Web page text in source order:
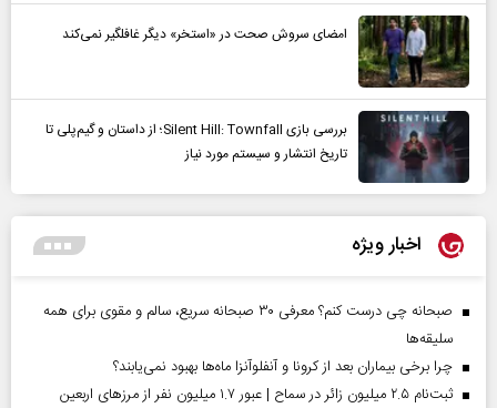
امضای سروش صحت در «استخر» دیگر غافلگیر نمی‌کند
بررسی بازی Silent Hill: Townfall؛ از داستان و گیم‌پلی تا
تاریخ انتشار و سیستم مورد نیاز
اخبار ویژه
صبحانه چی درست کنم؟ معرفی ۳۰ صبحانه سریع، سالم و مقوی برای همه
سلیقه‌ها
چرا برخی بیماران بعد از کرونا و آنفلوآنزا ماه‌ها بهبود نمی‌یابند؟
ثبت‌نام ۲.۵ میلیون زائر در سماح | عبور ۱.۷ میلیون نفر از مرز‌های اربعین